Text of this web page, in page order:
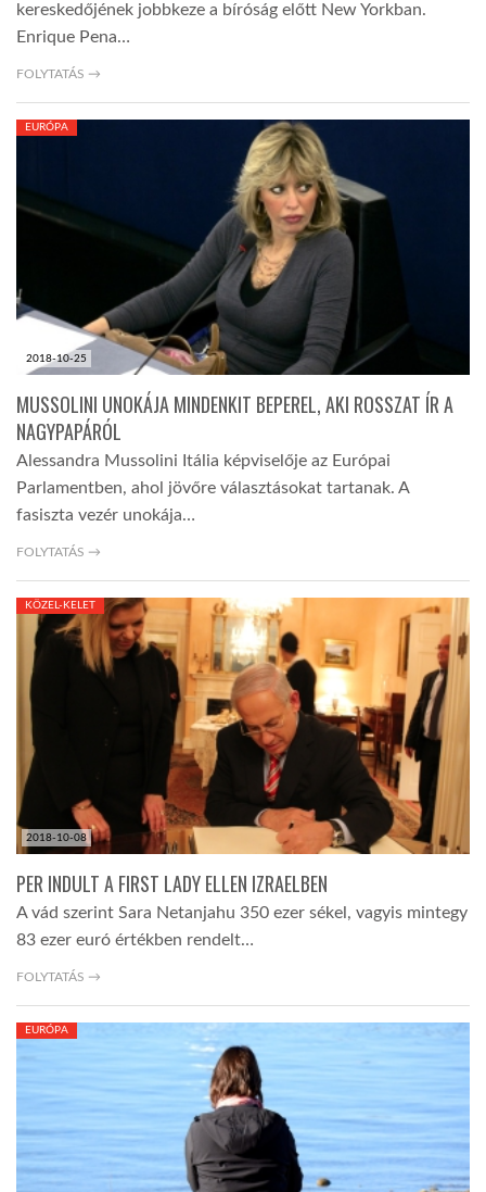
kereskedőjének jobbkeze a bíróság előtt New Yorkban.
Enrique Pena…
FOLYTATÁS →
2018-10-25
EURÓPA
MUSSOLINI UNOKÁJA MINDENKIT BEPEREL, AKI ROSSZAT ÍR A
NAGYPAPÁRÓL
Alessandra Mussolini Itália képviselője az Európai
Parlamentben, ahol jövőre választásokat tartanak. A
fasiszta vezér unokája…
FOLYTATÁS →
2018-10-08
KÖZEL-KELET
PER INDULT A FIRST LADY ELLEN IZRAELBEN
A vád szerint Sara Netanjahu 350 ezer sékel, vagyis mintegy
83 ezer euró értékben rendelt…
FOLYTATÁS →
EURÓPA